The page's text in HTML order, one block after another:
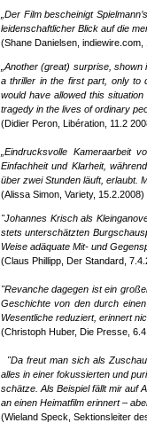
„Der Film bescheinigt
leidenschaftlicher Blick auf die
(Shane Danielsen, indiewire.com,
„Another (great) surprise,
a thriller in the first part, only to
would have allowed this
tragedy in the lives of ordinary
(Didier Peron, Libération, 11.2
„Eindrucksvolle Kameraarbeit
Einfachheit und Klarheit,
über zwei Stunden läuft, erlaubt.
(Alissa Simon, Variety, 15.2.2008)
"Johannes Krisch als
stets unterschätzten
Weise adäquate Mit- und
(Claus Phillipp, Der Standard,
"Revanche dagegen ist ein
Geschichte von den durch
Wesentliche reduziert, erinnert
(Christoph Huber, Die Presse,
"Da freut man sich als
alles in einer fokussierten und
schätze. Als Beispiel fällt mir auf
an einen Heimatfilm erinnert –
(Wieland Speck, Sektionsleiter